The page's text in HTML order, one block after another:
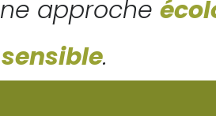
approche
sensible.